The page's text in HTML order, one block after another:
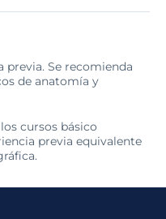
previa. Se recomienda
de anatomía y
cursos básico
previa equivalente